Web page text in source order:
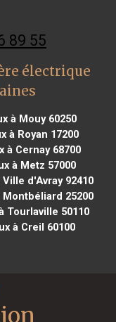
89 55
électrique
à Mouy 60250
à Royan 17200
Cernay 68700
à Metz 57000
d'Avray 92410
25200
Tourlaville 50110
à Creil 60100